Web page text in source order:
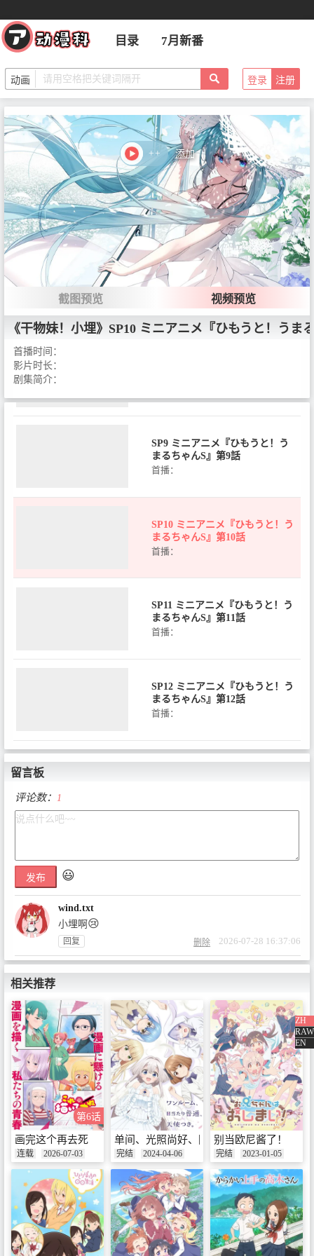
目录 7月新番
登录 注册
ZH
RAW
EN
++ 添加
截图预览 视频预览
《干物妹！小埋》 SP10 ミニアニメ『ひもうと！うま
首播时间：
影片时长：
剧集简介：
SP4 ミニアニメ『ひもうと！う
SP5 ミニアニメ『ひもうと！う
まるちゃんS』第5話
首播：
SP6 ミニアニメ『ひもうと！う
まるちゃんS』第6話
首播：
SP7 ミニアニメ『ひもうと！う
まるちゃんS』第7話
SP9 ミニアニメ『ひもうと！う
まるちゃんS』第9話
首播：
SP10 ミニアニメ『ひもうと！う
まるちゃんS』第10話
首播：
SP11 ミニアニメ『ひもうと！う
まるちゃんS』第11話
首播：
SP12 ミニアニメ『ひもうと！う
まるちゃんS』第12話
首播：
留言板
评论数： 1
发布 😃
wind.txt
小埋啊😢
回复 删除 2026-07-28 16:37:06
相关推荐
第6话
画完这个再去死
连载 2026-07-03
单间、光照尚好、附带天使。
完结 2024-04-06
别当欧尼酱了！
完结 2023-01-05